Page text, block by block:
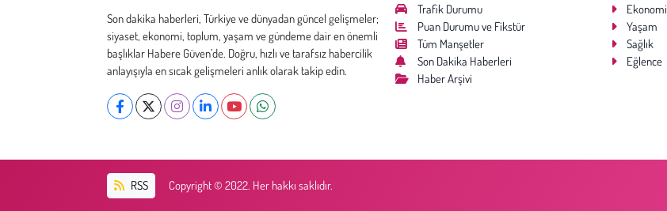
Son dakika haberleri, Türkiye ve dünyadan güncel gelişmeler;
siyaset, ekonomi, toplum, yaşam ve gündeme dair en önemli
başlıklar Habere Güven’de. Doğru, hızlı ve tarafsız habercilik
anlayışıyla en sıcak gelişmeleri anlık olarak takip edin.
Trafik Durumu
Puan Durumu ve Fikstür
Tüm Manşetler
Son Dakika Haberleri
Haber Arşivi
Ekonomi
Yaşam
Sağlık
Eğlence
RSS Copyright © 2022. Her hakkı saklıdır.